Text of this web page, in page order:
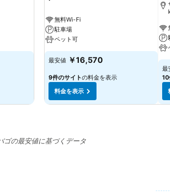
無料Wi-Fi
駐車場
ペット可
最安値 ￥16,570
9件のサイトの料金を表示
料金を表示
最
10
ゴの最安値に基づくデータ